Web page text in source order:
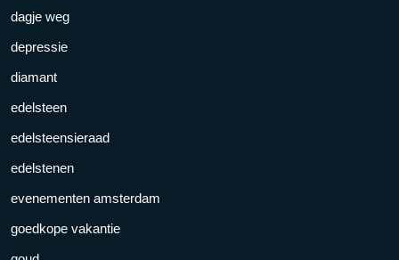
dagje weg
depressie
diamant
edelsteen
edelsteensieraad
edelstenen
evenementen amsterdam
goedkope vakantie